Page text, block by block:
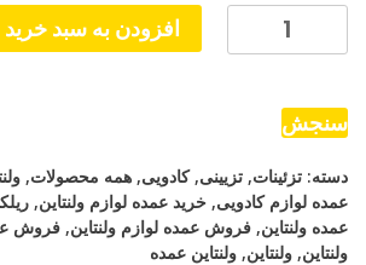
ریلکسر
قلب
عدد
افزودن به سبد خرید
سنجش
دسته: تزئینات, تزیینی,کادویی, همه محصولات,
عمده لوازم کادویی, خرید عمده لوازم ولنتاین,
عمده ولنتاین, فروش عمده لوازم ولنتاین, فروش
ولنتاین, ولنتاین, ولنتاین عمده